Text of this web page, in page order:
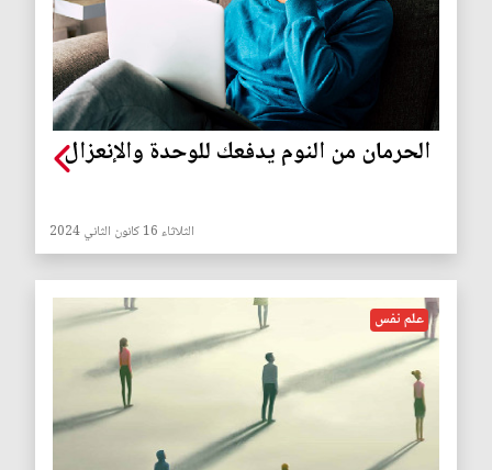
الحرمان من النوم يدفعك للوحدة والإنعزال
الثلاثاء 16 كانون الثاني 2024
علم نفس